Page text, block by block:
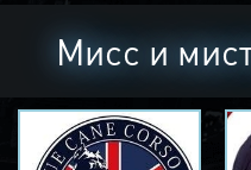
Мисс и